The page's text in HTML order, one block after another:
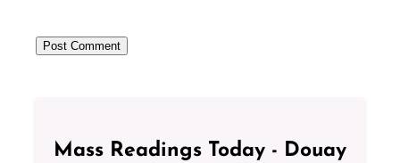
Mass Readings Today - Douay